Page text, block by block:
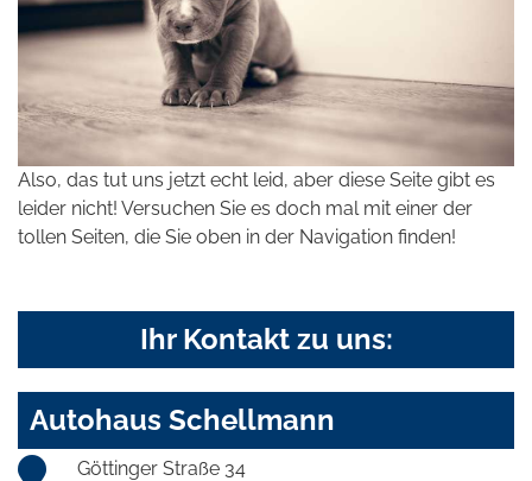
Also, das tut uns jetzt echt leid, aber diese Seite gibt es
leider nicht! Versuchen Sie es doch mal mit einer der
tollen Seiten, die Sie oben in der Navigation finden!
Ihr Kontakt zu uns:
Autohaus Schellmann
Göttinger Straße 34